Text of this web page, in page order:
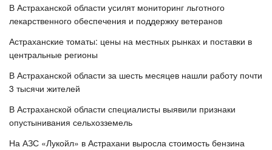
В Астраханской области усилят мониторинг льготного
лекарственного обеспечения и поддержку ветеранов
Астраханские томаты: цены на местных рынках и поставки в
центральные регионы
В Астраханской области за шесть месяцев нашли работу почти
3 тысячи жителей
В Астраханской области специалисты выявили признаки
опустынивания сельхозземель
На АЗС «Лукойл» в Астрахани выросла стоимость бензина